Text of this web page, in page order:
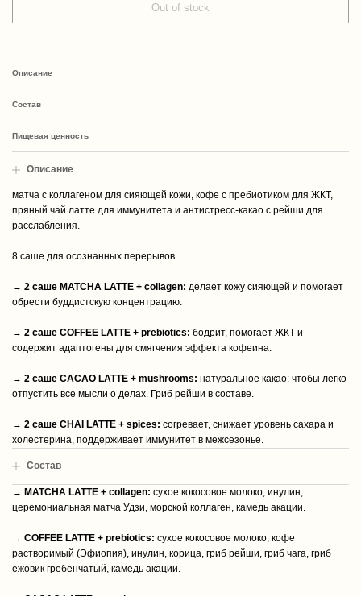
Out of stock
Описание
Cостав
Пищевая ценность
Описание
матча с коллагеном для сияющей кожи, кофе с пребиотиком для ЖКТ,
пряный чай латте для иммунитета и антистресс-какао с рейши для
расслабления.
8 саше для осознанных перерывов.
→ 2 саше MATCHA LATTE + collagen: делает кожу сияющей и помогает
обрести буддистскую концентрацию.
→ 2 саше COFFEE LATTE + prebiotics: бодрит, помогает ЖКТ и
содержит адаптогены для смягчения эффекта кофеина.
→ 2 саше CACAO LATTE + mushrooms: натуральное какао: чтобы легко
отпустить все мысли о делах. Гриб рейши в составе.
→ 2 саше CHAI LATTE + spices: согревает, снижает уровень сахара и
холестерина, поддерживает иммунитет в межсезонье.
Cостав
→ MATCHA LATTE + collagen: сухое кокосовое молоко, инулин,
церемониальная матча Удзи, морской коллаген, камедь акации.
→ COFFEE LATTE + prebiotics: сухое кокосовое молоко, кофе
растворимый (Эфиопия), инулин, корица, гриб рейши, гриб чага, гриб
ежовик гребенчатый, камедь акации.